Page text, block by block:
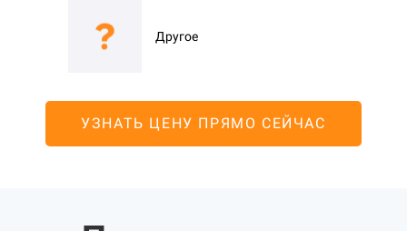
Другое
УЗНАТЬ ЦЕНУ ПРЯМО СЕЙЧАС